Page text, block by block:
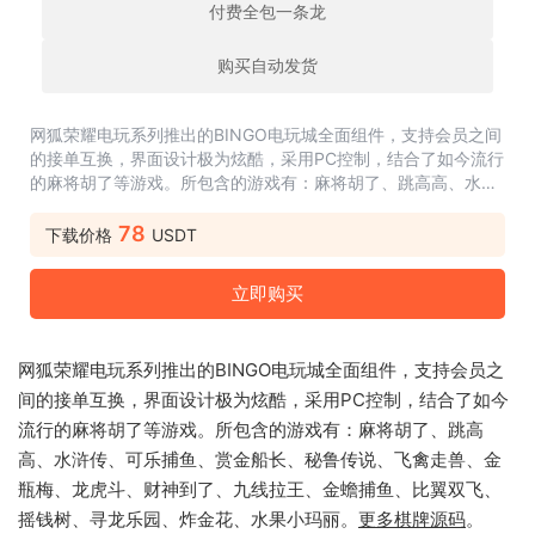
付费全包一条龙
购买自动发货
网狐荣耀电玩系列推出的BINGO电玩城全面组件，支持会员之间
的接单互换，界面设计极为炫酷，采用PC控制，结合了如今流行
的麻将胡了等游戏。所包含的游戏有：麻将胡了、跳高高、水浒
斗、财神到了、九线拉王、...
下载价格 78 USDT
立即购买
网狐荣耀电玩系列推出的BINGO电玩城全面组件，支持会员之
间的接单互换，界面设计极为炫酷，采用PC控制，结合了如今
流行的麻将胡了等游戏。所包含的游戏有：麻将胡了、跳高
高、水浒传、可乐捕鱼、赏金船长、秘鲁传说、飞禽走兽、金
瓶梅、龙虎斗、财神到了、九线拉王、金蟾捕鱼、比翼双飞、
摇钱树、寻龙乐园、炸金花、水果小玛丽。 更多棋牌源码。